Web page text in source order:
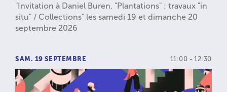
"Invitation à Daniel Buren. "Plantations" : travaux "in
situ" / Collections" les samedi 19 et dimanche 20
septembre 2026
SAM. 19 SEPTEMBRE 11:00 - 12:30